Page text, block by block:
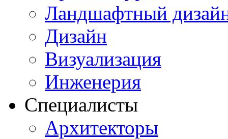
Ландшафтный
Дизайн
Визуализация
Инженерия
Специалисты
Архитекторы